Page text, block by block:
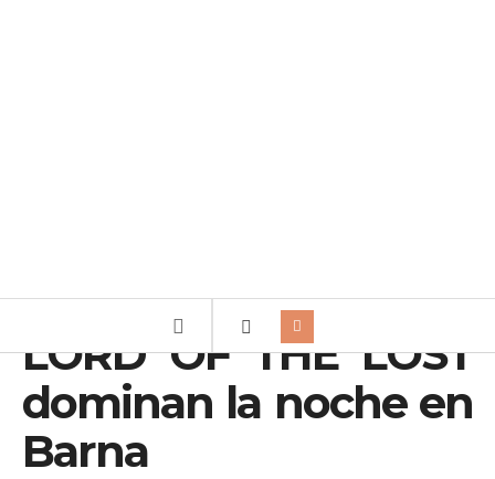
LORD OF THE LOST
dominan la noche en
Barna